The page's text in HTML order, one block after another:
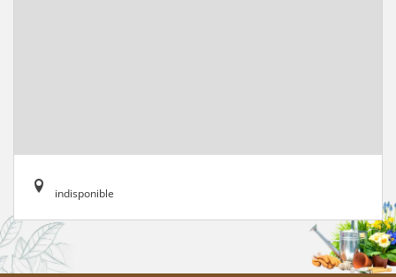
indisponible